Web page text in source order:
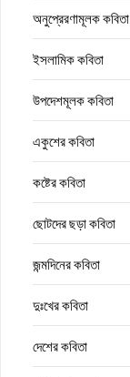
অনুপ্রেরণামূলক কবিতা
ইসলামিক কবিতা
উপদেশমূলক কবিতা
একুশের কবিতা
কষ্টের কবিতা
ছোটদের ছড়া কবিতা
জন্মদিনের কবিতা
দুঃখের কবিতা
দেশের কবিতা